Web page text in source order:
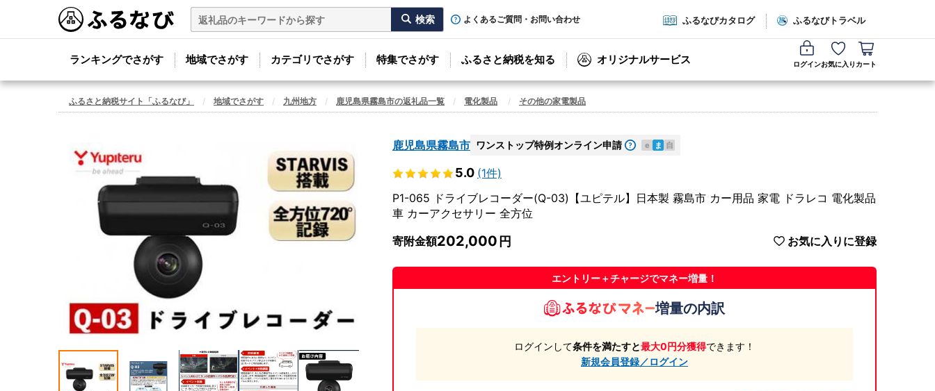
よくあるご質問・お問い合わせ ふるなびカタログ ふるなびトラベル
ランキングでさがす 地域でさがす カテゴリでさがす 特集でさがす ふるさと納税を知る オリジナルサービス ログインお気に入り カート
ふるさと納税サイト「ふるなび」 地域でさがす 九州地方 鹿児島県霧島市の返礼品一覧 電化製品 その他の家電製品
鹿児島県霧島市 ワンストップ特例オンライン申請 e ま 自
5.0 (1件)
P1-065 ドライブレコーダー(Q-03)【ユピテル】日本製 霧島市 カー用品 家電 ドラレコ 電化製品
車 カーアクセサリー 全方位
寄附金額202,000 お気に入りに登録
エントリー＋チャージでマネー増量！
増量の内訳
ログインして条件を満たすと最大0円分獲得できます！
新規会員登録／ログイン